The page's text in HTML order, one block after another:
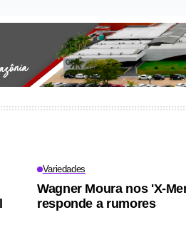
Variedades
Wagner Moura nos 'X-
responde a rumores